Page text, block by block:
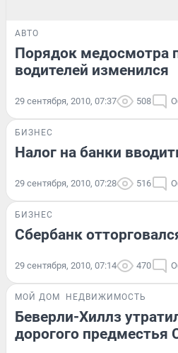
АВТО
Порядок медосмотра
водителей изменился
29 сентября, 2010, 07:37 508
БИЗНЕС
Налог на банки
29 сентября, 2010, 07:28 516
БИЗНЕС
Сбербанк
29 сентября, 2010, 07:14 470
МОЙ ДОМ НЕДВИЖИМОСТЬ
Беверли-Хиллз
дорогого